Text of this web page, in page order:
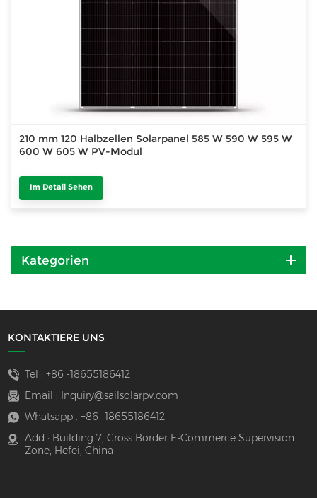
210 mm 120 Halbzellen Solarpanel 585 W 590 W 595 W
600 W 605 W PV-Modul
Im Detail Sehen
Kategorien
KONTAKTIERE UNS
Tel : +86 -18655186412
Email :
Inquiry@sailsolarpv.com
Whatsapp : +86 -18655186412
Add : Building 7, Cross Border E-Commerce Supervision
Zone, Hefei, China